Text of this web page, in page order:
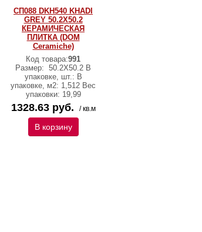
СП088 DKH540 KHADI
GREY 50.2X50.2
КЕРАМИЧЕСКАЯ
ПЛИТКА (DOM
Ceramiche)
Код товара:991
Размер: 50.2X50.2 В
упаковке, шт.: В
упаковке, м2: 1,512 Вес
упаковки: 19,99
1328.63 руб. / кв.м
В корзину